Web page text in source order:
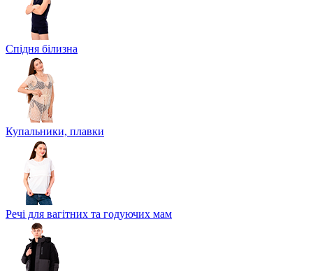
Спідня білизна
Купальники, плавки
Речі для вагітних та годуючих мам